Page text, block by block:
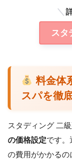
スタ
料金体
スパを徹
スタディング 二
の価格設定です。
の費用がかかる